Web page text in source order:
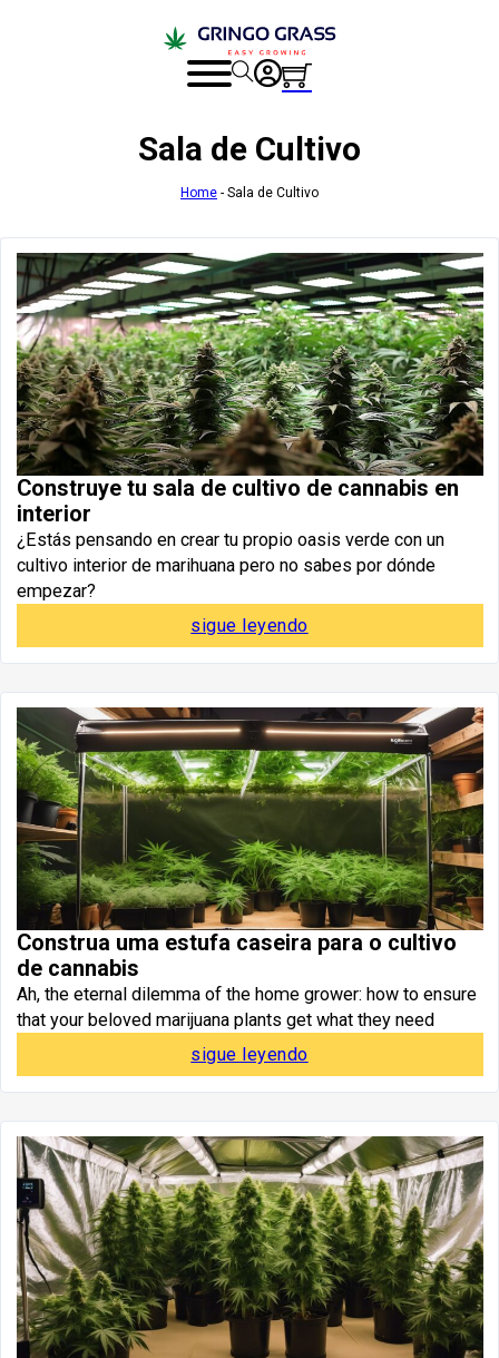
Sala de Cultivo
Home - Sala de Cultivo
Construye tu sala de cultivo de cannabis en
interior
¿Estás pensando en crear tu propio oasis verde con un
cultivo interior de marihuana pero no sabes por dónde
empezar?
sigue leyendo
Construa uma estufa caseira para o cultivo
de cannabis
Ah, the eternal dilemma of the home grower: how to ensure
that your beloved marijuana plants get what they need
sigue leyendo